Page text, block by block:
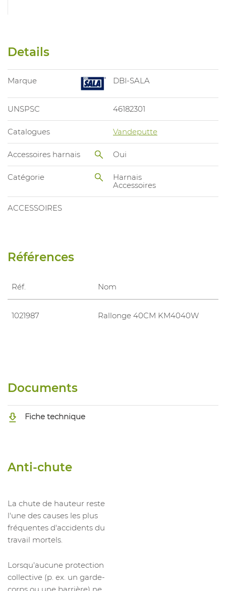
Details
Marque DBI-SALA
UNSPSC 46182301
Catalogues Vandeputte
Accessoires harnais Oui
Catégorie
Harnais
Accessoires
ACCESSOIRES
Références
Réf. Nom
1021987 Rallonge 40CM KM4040W
Documents
Fiche technique
Anti-chute
La chute de hauteur reste
l'une des causes les plus
fréquentes d'accidents du
travail mortels.
Lorsqu'aucune protection
collective (p. ex. un garde-